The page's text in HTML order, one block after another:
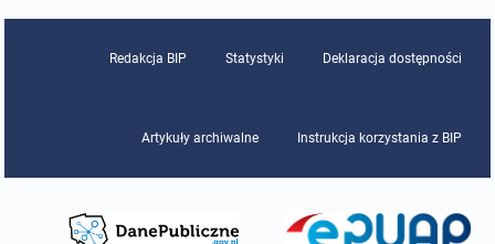
Redakcja BIP Statystyki Deklaracja dostępności
Artykuły archiwalne Instrukcja korzystania z BIP